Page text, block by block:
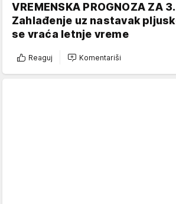
VREMENSKA PROGNOZA ZA
Zahlađenje uz nastavak
se vraća letnje vreme
Reaguj Komentariši